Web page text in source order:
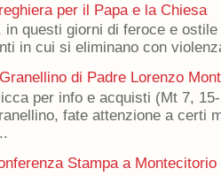
per il Papa e la Chiesa
in questi giorni di feroce e
in cui si eliminano con
Granellino di Padre Lorenzo
per info e acquisti (Mt 7,
fate attenzione a certi
Stampa a Montecitorio